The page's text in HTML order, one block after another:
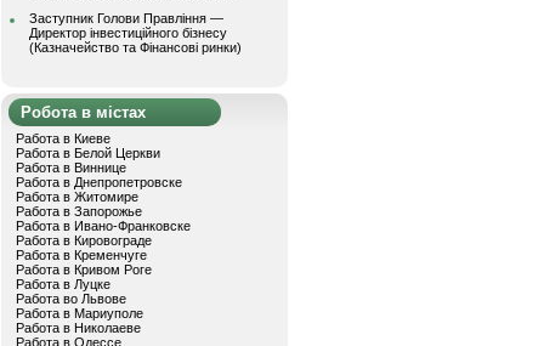
Заступник Голови Правління —
Директор інвестиційного бізнесу
(Казначейство та Фінансові ринки)
Робота в містах
Работа в Киеве
Работа в Белой Церкви
Работа в Виннице
Работа в Днепропетровске
Работа в Житомире
Работа в Запорожье
Работа в Ивано-Франковске
Работа в Кировограде
Работа в Кременчуге
Работа в Кривом Роге
Работа в Луцке
Работа во Львове
Работа в Мариуполе
Работа в Николаеве
Работа в Одессе